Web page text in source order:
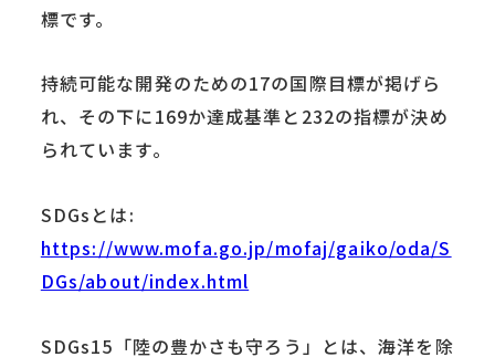
標です。
持続可能な開発のための17の国際目標が掲げら
れ、その下に169か達成基準と232の指標が決め
られています。
SDGsとは:
https://www.mofa.go.jp/mofaj/gaiko/oda/S
DGs/about/index.html
SDGs15「陸の豊かさも守ろう」とは、海洋を除